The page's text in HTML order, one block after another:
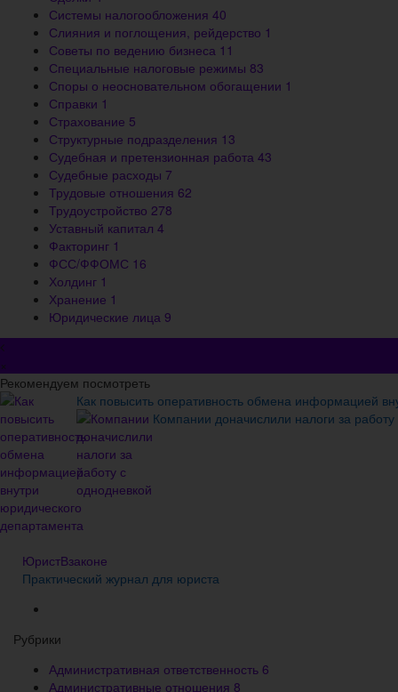
Системы налогообложения 40
Слияния и поглощения, рейдерство 1
Советы по ведению бизнеса 11
Специальные налоговые режимы 83
Споры о неосновательном обогащении 1
Справки 1
Страхование 5
Структурные подразделения 13
Судебная и претензионная работа 43
Судебные расходы 7
Трудовые отношения 62
Трудоустройство 278
Уставный капитал 4
Факторинг 1
ФСС/ФФОМС 16
Холдинг 1
Хранение 1
Юридические лица 9
×
Рекомендуем посмотреть
Как повысить оперативность обмена информацией
Компании доначислили налоги за
ЮристВзаконе
Практический журнал для юриста
Рубрики
Административная ответственность 6
Административные отношения 8